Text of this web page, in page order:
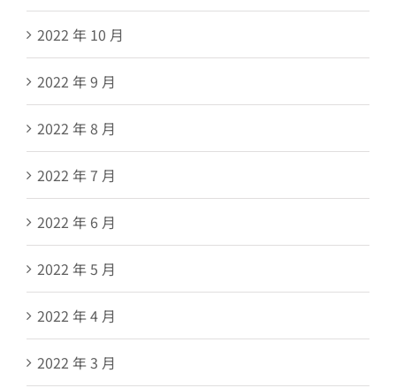
2022 年 10 月
2022 年 9 月
2022 年 8 月
2022 年 7 月
2022 年 6 月
2022 年 5 月
2022 年 4 月
2022 年 3 月